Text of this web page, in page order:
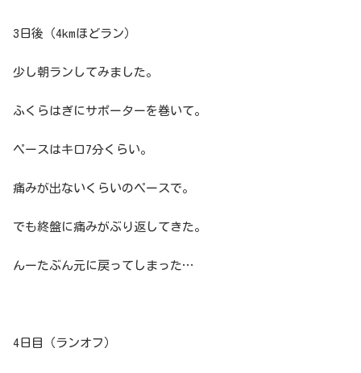
3日後（4kmほどラン）
少し朝ランしてみました。
ふくらはぎにサポーターを巻いて。
ペースはキロ7分くらい。
痛みが出ないくらいのペースで。
でも終盤に痛みがぶり返してきた。
んーたぶん元に戻ってしまった…
4日目（ランオフ）